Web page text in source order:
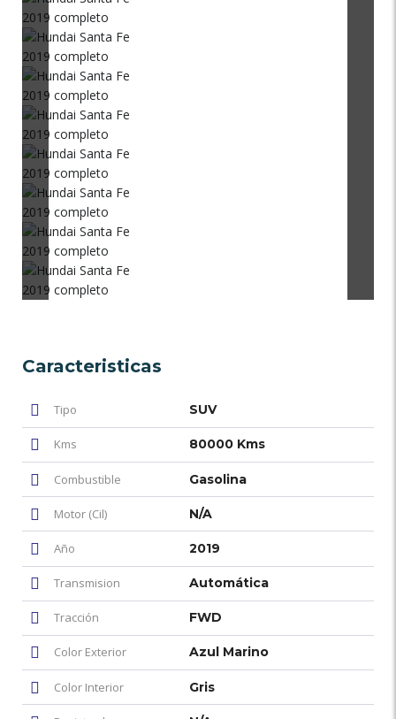
Caracteristicas
Tipo SUV
Kms 80000 Kms
Combustible Gasolina
Motor (Cil) N/A
Año 2019
Transmision Automática
Tracción FWD
Color Exterior Azul Marino
Color Interior Gris